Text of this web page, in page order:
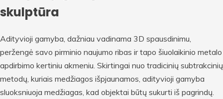
skulptūra
Adityvioji gamyba, dažniau vadinama 3D spausdinimu,
peržengė savo pirminio naujumo ribas ir tapo šiuolaikinio metalo
apdirbimo kertiniu akmeniu. Skirtingai nuo tradicinių subtrakcinių
metodų, kuriais medžiagos išpjaunamos, adityvioji gamyba
sluoksniuoja medžiagas, kad objektai būtų sukurti iš pagrindų.